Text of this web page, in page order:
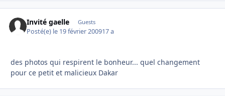
Invité gaelle Guests
Posté(e) le 19 février 200917 a
des photos qui respirent le bonheur... quel changement
pour ce petit et malicieux Dakar